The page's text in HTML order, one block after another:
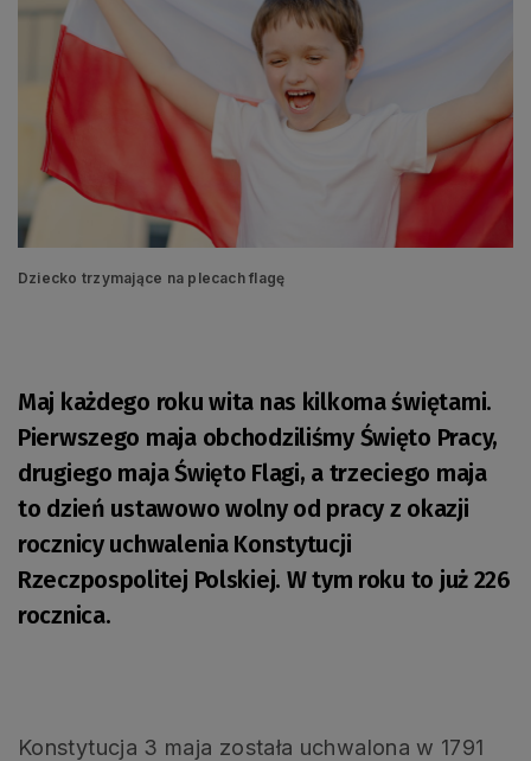
Dziecko trzymające na plecach flagę
Maj każdego roku wita nas kilkoma świętami.
Pierwszego maja obchodziliśmy Święto Pracy,
drugiego maja Święto Flagi, a trzeciego maja
to dzień ustawowo wolny od pracy z okazji
rocznicy uchwalenia Konstytucji
Rzeczpospolitej Polskiej. W tym roku to już 226
rocznica.
Konstytucja 3 maja została uchwalona w 1791